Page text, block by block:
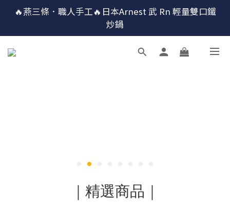
🔴最後100組↘$1780 (原$2180) HausChef 十合一全能
鍋
🔥燕三條．職人手工🔥日本Arnest 武 Rn 輕量雙口鐵
炒鍋
🔴最後100組↘$1780 (原$2180) HausChef 十合一全能
｜精選商品｜